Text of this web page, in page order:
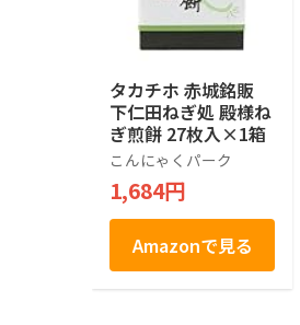
タカチホ 赤城銘販
下仁田ねぎ処 殿様ね
ぎ煎餅 27枚入×1箱
こんにゃくパーク
1,684円
Amazonで見る